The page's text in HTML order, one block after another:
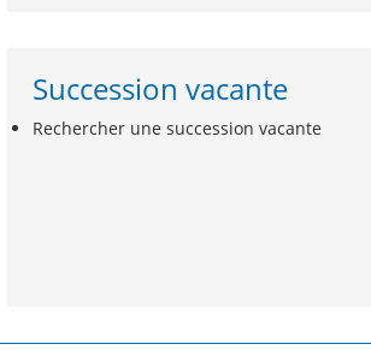
Succession vacante
Rechercher une succession vacante